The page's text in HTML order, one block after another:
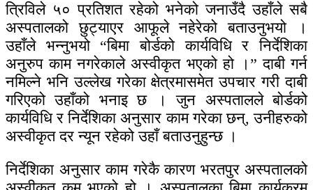
त्रिविले ५० प्रतिशत रहेको भनेको जनाउँदै उहाँले सबै
अस्पतालको छुट्याएर आफूले नहेरेको बताउनुभयो ।
उहाँले भन्नुभयो “बिमा बोर्डको कार्यविधि र निर्देशिका
अनुरुप काम नगरेकाले अस्वीकृत भएको हो ।” दाबी गर्न
नमिल्ने भनि उल्लेख गरेका क्षेत्रमासमेत उपचार गरी दाबी
गरिएको उहाँको भनाइ छ । जुन अस्पतालले बोर्डको
कार्यविधि र निर्देशिका अनुसार काम गरेका छन्, उनीहरुको
अस्वीकृत दर न्यून रहेको उहाँ बताउनुहुन्छ ।
निर्देशिका अनुसार काम गरेकै कारण भरतपुर अस्पतालको